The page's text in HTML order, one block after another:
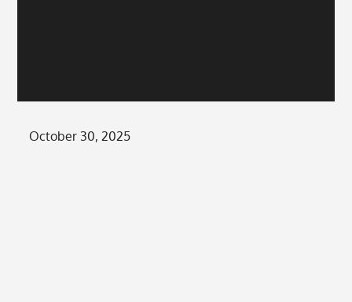
Posted
October 30, 2025